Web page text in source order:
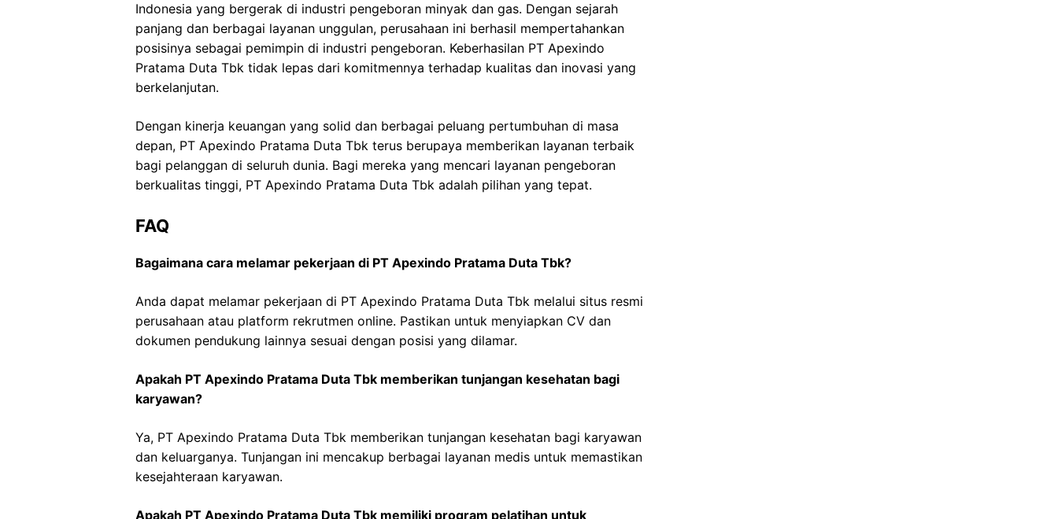
Indonesia yang bergerak di industri pengeboran minyak dan gas. Dengan sejarah
panjang dan berbagai layanan unggulan, perusahaan ini berhasil mempertahankan
posisinya sebagai pemimpin di industri pengeboran. Keberhasilan PT Apexindo
Pratama Duta Tbk tidak lepas dari komitmennya terhadap kualitas dan inovasi yang
berkelanjutan.
Dengan kinerja keuangan yang solid dan berbagai peluang pertumbuhan di masa
depan, PT Apexindo Pratama Duta Tbk terus berupaya memberikan layanan terbaik
bagi pelanggan di seluruh dunia. Bagi mereka yang mencari layanan pengeboran
berkualitas tinggi, PT Apexindo Pratama Duta Tbk adalah pilihan yang tepat.
FAQ
Bagaimana cara melamar pekerjaan di PT Apexindo Pratama Duta Tbk?
Anda dapat melamar pekerjaan di PT Apexindo Pratama Duta Tbk melalui situs resmi
perusahaan atau platform rekrutmen online. Pastikan untuk menyiapkan CV dan
dokumen pendukung lainnya sesuai dengan posisi yang dilamar.
Apakah PT Apexindo Pratama Duta Tbk memberikan tunjangan kesehatan bagi
karyawan?
Ya, PT Apexindo Pratama Duta Tbk memberikan tunjangan kesehatan bagi karyawan
dan keluarganya. Tunjangan ini mencakup berbagai layanan medis untuk memastikan
kesejahteraan karyawan.
Apakah PT Apexindo Pratama Duta Tbk memiliki program pelatihan untuk